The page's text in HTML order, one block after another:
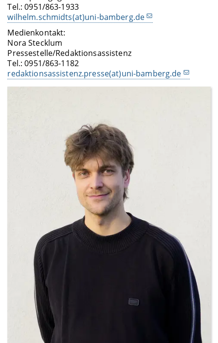
Tel.: 0951/863-1933
wilhelm.schmidts(at)uni-bamberg.de
Medienkontakt:
Nora Stecklum
Pressestelle/Redaktionsassistenz
Tel.: 0951/863-1182
redaktionsassistenz.presse(at)uni-bamberg.de